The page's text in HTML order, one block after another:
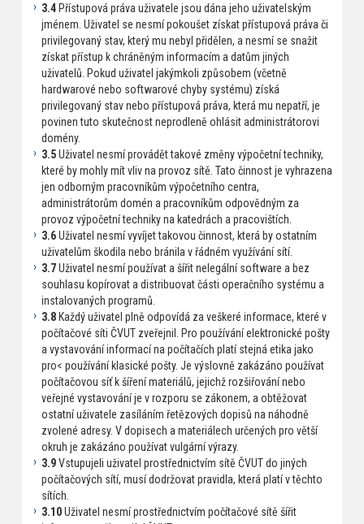
3.4Přístupová práva uživatele jsou dána jeho uživatelským
jménem. Uživatel se nesmí pokoušet získat přístupová práva či
privilegovaný stav, který mu nebyl přidělen, a nesmí se snažit
získat přístup k chráněným informacím a datům jiných
uživatelů. Pokud uživatel jakýmkoli způsobem (včetně
hardwarové nebo softwarové chyby systému) získá
privilegovaný stav nebo přístupová práva, která mu nepatří, je
povinen tuto skutečnost neprodleně ohlásit administrátorovi
domény.
3.5Uživatel nesmí provádět takové změny výpočetní techniky,
které by mohly mít vliv na provoz sítě. Tato činnost je vyhrazena
jen odborným pracovníkům výpočetního centra,
administrátorům domén a pracovníkům odpovědným za
provoz výpočetní techniky na katedrách a pracovištích.
3.6Uživatel nesmí vyvíjet takovou činnost, která by ostatním
uživatelům škodila nebo bránila v řádném využívání sítí.
3.7Uživatel nesmí používat a šířit nelegální software a bez
souhlasu kopírovat a distribuovat části operačního systému a
instalovaných programů.
3.8Každý uživatel plně odpovídá za veškeré informace, které v
počítačové síti ČVUT zveřejnil. Pro používání elektronické pošty
a vystavování informací na počítačích platí stejná etika jako
pro< používání klasické pošty. Je výslovně zakázáno používat
počítačovou síť k šíření materiálů, jejichž rozšiřování nebo
veřejné vystavování je v rozporu se zákonem, a obtěžovat
ostatní uživatele zasíláním řetězových dopisů na náhodně
zvolené adresy. V dopisech a materiálech určených pro větší
okruh je zakázáno používat vulgární výrazy.
3.9Vstupujeli uživatel prostřednictvím sítě ČVUT do jiných
počítačových sítí, musí dodržovat pravidla, která platí v těchto
sítích.
3.10Uživatel nesmí prostřednictvím počítačové sítě šířit